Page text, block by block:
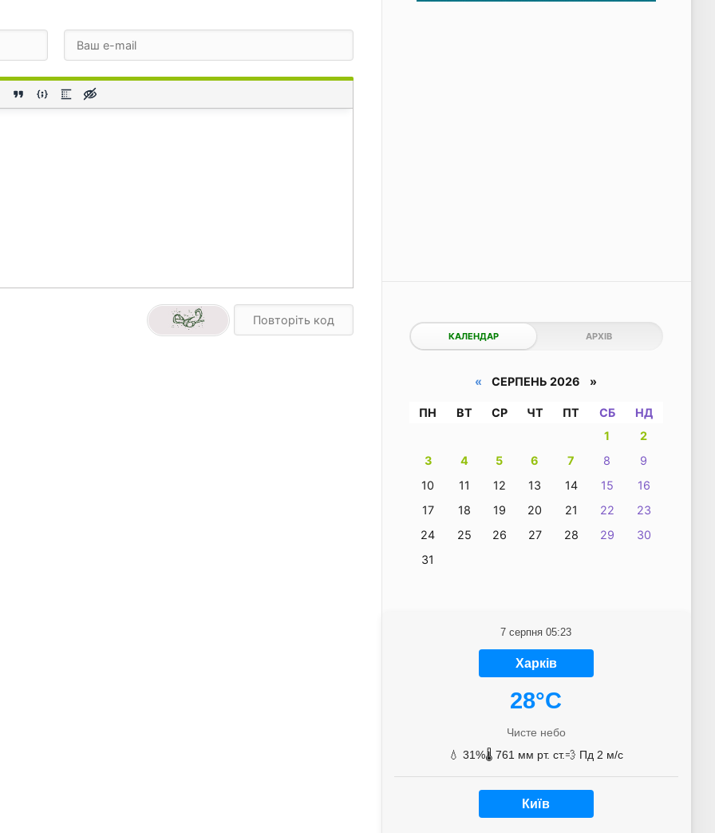
КАЛЕНДАР АРХІВ
« СЕРПЕНЬ 2026 »
ПН ВТ СР ЧТ ПТ СБ
НД
1
2
3
4 5 6 7 8
9
10
11 12 13 14 15
16
17
18 19 20 21 22
23
24
25 26 27 28 29
30
31
7 серпня 05:23
Харків
28°C
Чисте небо
💧 31%🌡️ 761 мм рт. ст.💨 Пд 2 м/с
Київ